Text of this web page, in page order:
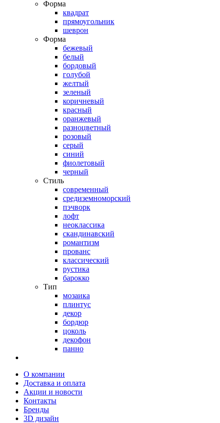
Форма
квадрат
прямоугольник
шеврон
Форма
бежевый
белый
бордовый
голубой
желтый
зеленый
коричневый
красный
оранжевый
разноцветный
розовый
серый
синий
фиолетовый
черный
Стиль
современный
средиземноморский
пэчворк
лофт
неоклассика
скандинавский
романтизм
прованс
классический
рустика
барокко
Тип
мозаика
плинтус
декор
бордюр
цоколь
декофон
панно
О компании
Доставка и оплата
Акции и новости
Контакты
Бренды
3D дизайн